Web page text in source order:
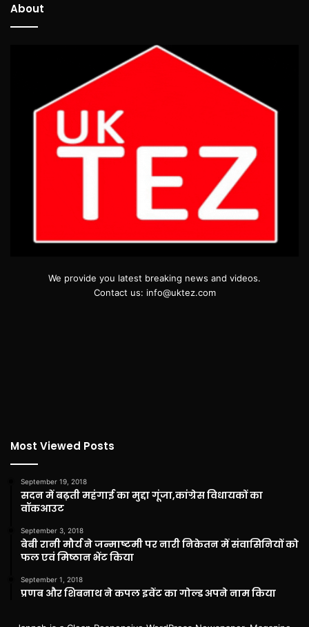
About
We provide you latest breaking news and videos.
Contact us: info@uktez.com
Most Viewed Posts
September 19, 2018
सदन में बढ़ती महंगाई का मुद्दा गूंजा,कांग्रेस विधायकों का
वॉकआउट
September 3, 2018
बेबी रानी मौर्य ने जन्माष्टमी पर नारी निकेतन में संवासिनियों को
फल एवं मिष्ठान भेंट किया
September 1, 2018
प्रणब और शिबनाथ ने कपल इवेंट का गोल्ड अपने नाम किया